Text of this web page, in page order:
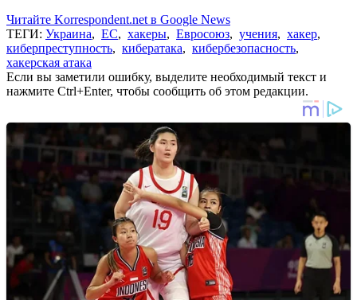
Читайте Korrespondent.net в Google News
ТЕГИ: Украина, ЕС, хакеры, Евросоюз, учения, хакер,
киберпреступность, кибератака, кибербезопасность,
хакерская атака
Если вы заметили ошибку, выделите необходимый текст и
нажмите Ctrl+Enter, чтобы сообщить об этом редакции.